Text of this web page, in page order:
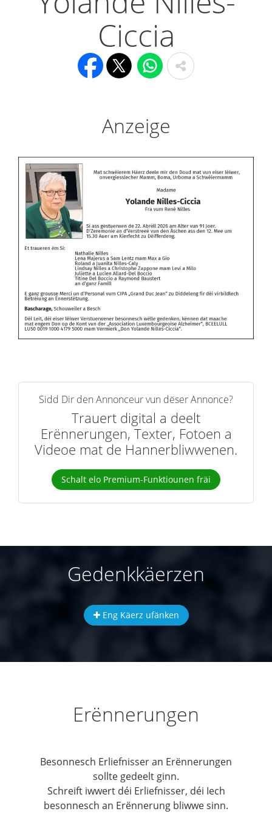
Ciccia
Anzeige
Sidd Dir den Annonceur vun dëser Annonce?
Trauert digital a deelt
Erënnerungen, Texter, Fotoen a
Videoe mat de Hannerbliwwenen.
Schalt elo Premium-Funktiounen fräi
Gedenkkäerzen
Eng Käerz ufänken
Erënnerungen
Besonnesch Erliefnisser an Erënnerungen
sollte gedeelt ginn.
Schreift iwwert déi Erliefnisser, déi Iech
besonnesch an Erënnerung bliwwe sinn.